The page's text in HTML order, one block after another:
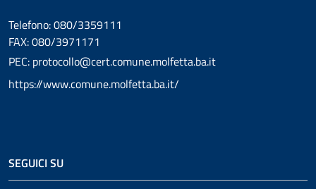
Telefono: 080/3359111
FAX: 080/3971171
PEC: protocollo@cert.comune.molfetta.ba.it
https://www.comune.molfetta.ba.it/
SEGUICI SU